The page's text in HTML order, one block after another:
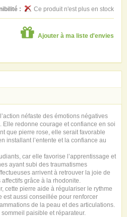
:
Ce produit n'est plus en stock
Ajouter à ma liste d'envies
néfaste des émotions négatives
Elle redonne courage et confiance en soi
que pierre rose, elle serait favorable
installant l’entente et la confiance au
car elle favorise l’apprentissage et
ayant subi des traumatismes
arrivent à retrouver la joie de
grâce à la rhodonite.
cette pierre aide à régulariser le rythme
est aussi conseillée pour renforcer
de la peau et des articulations.
paisible et réparateur.